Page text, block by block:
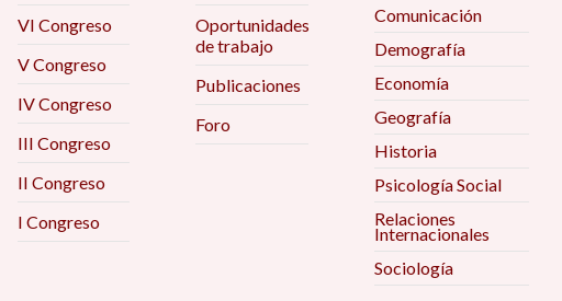
VI Congreso
V Congreso
IV Congreso
III Congreso
II Congreso
I Congreso
Oportunidades
de trabajo
Publicaciones
Foro
Comunicación
Demografía
Economía
Geografía
Historia
Psicología Social
Relaciones
Internacionales
Sociología